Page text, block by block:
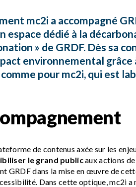
mc2i a accompagné
espace dédié à la
» de GRDF. Dès sa
environnemental
pour mc2i, qui est
de contenus axée sur les
le grand publicaux actions
GRDF dans la mise en œuvre de
Dans cette optique, mc2i a